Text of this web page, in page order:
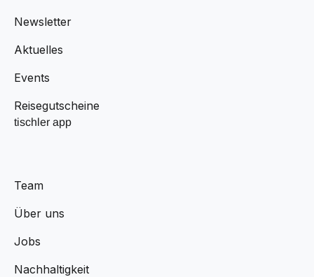
Newsletter
Aktuelles
Events
Reisegutscheine
tischler app
Team
Über uns
Jobs
Nachhaltigkeit